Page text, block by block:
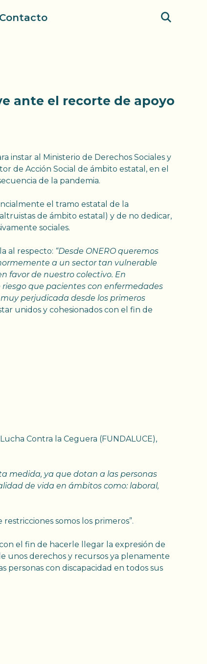
Contacto
ante el recorte de apoyo
instar al Ministerio de Derechos Sociales y
de Acción Social de ámbito estatal, en el
de la pandemia.
el tramo estatal de la
de ámbito estatal) y de no dedicar,
sociales.
al respecto: “Desde ONERO queremos
a un sector tan vulnerable
favor de nuestro colectivo. En
que pacientes con enfermedades
perjudicada desde los primeros
unidos y cohesionados con el fin de
Contra la Ceguera (FUNDALUCE),
medida, ya que dotan a las personas
de vida en ámbitos como: laboral,
somos los primeros”.
el fin de hacerle llegar la expresión de
unos derechos y recursos ya plenamente
personas con discapacidad en todos sus